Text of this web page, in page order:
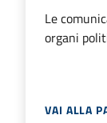
Le
organi
VAI ALLA